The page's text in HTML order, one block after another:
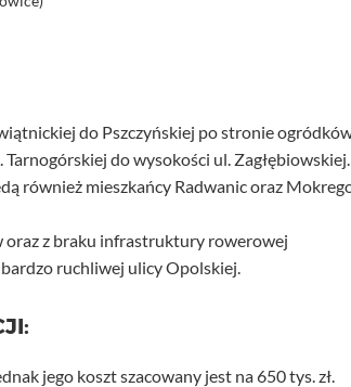
do Pszczyńskiej po stronie
do wysokości ul. Zagłębiowskiej.
również mieszkańcy Radwanic oraz
oraz z braku infrastruktury rowerowej
ruchliwej ulicy Opolskiej.
jego koszt szacowany jest na 650 tys. zł.